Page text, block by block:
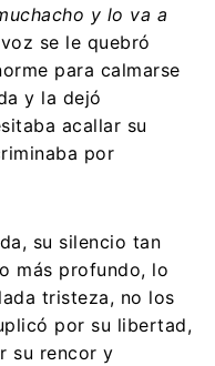
y lo va a
se le quebró
para calmarse
y la dejó
acallar su
por
su silencio tan
más profundo, lo
tristeza, no los
por su libertad,
su rencor y